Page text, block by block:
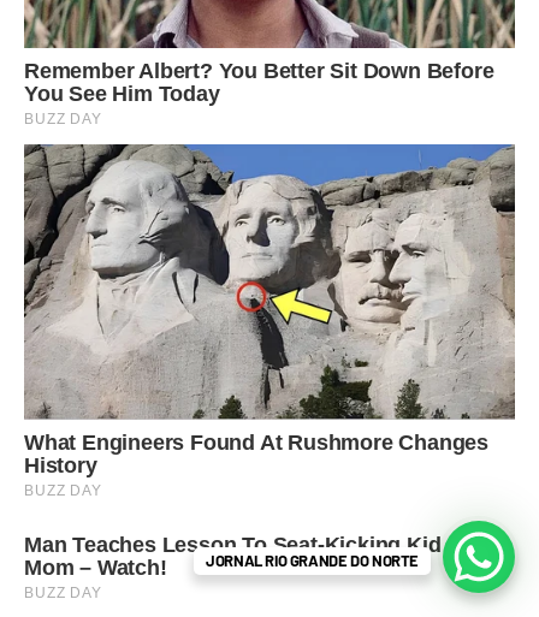
JORNAL RIO GRANDE DO NORTE